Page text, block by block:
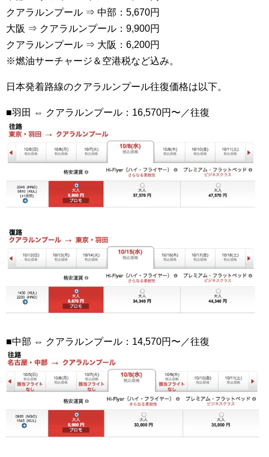
クアラルンプール ⇒ 中部：5,670円
大阪 ⇒ クアラルンプール：9,900円
クアラルンプール ⇒ 大阪：6,200円
※燃油サーチャージ＆空港税など込み。
日本発着路線のクアラルンプール往復価格は以下。
■羽田 ⇔ クアラルンプール：16,570円〜／往復
■中部 ⇔ クアラルンプール：14,570円〜／往復